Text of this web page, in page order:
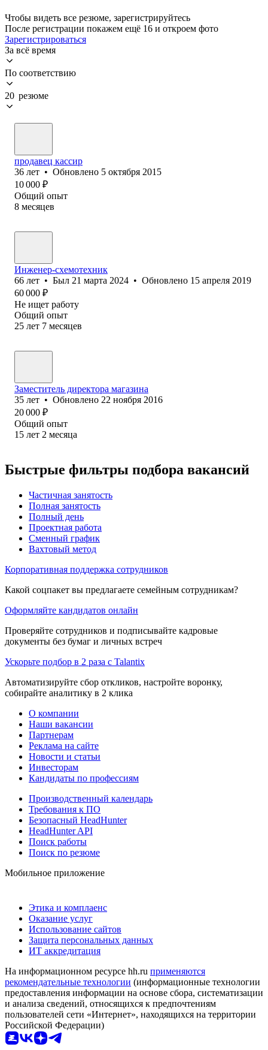
Чтобы видеть все резюме, зарегистрируйтесь
После регистрации покажем ещё 16 и откроем фото
Зарегистрироваться
За всё время
По соответствию
20 резюме
продавец кассир
36 лет • Обновлено 5 октября 2015
10 000 ₽
Общий опыт
8 месяцев
Инженер-схемотехник
66 лет • Был 21 марта 2024 • Обновлено 15 апреля 2019
60 000 ₽
Не ищет работу
Общий опыт
25 лет 7 месяцев
Заместитель директора магазина
35 лет • Обновлено 22 ноября 2016
20 000 ₽
Общий опыт
15 лет 2 месяца
Быстрые фильтры подбора вакансий
Частичная занятость
Полная занятость
Полный день
Проектная работа
Сменный график
Вахтовый метод
Корпоративная поддержка сотрудников
Какой соцпакет вы предлагаете семейным сотрудникам?
Оформляйте кандидатов онлайн
Проверяйте сотрудников и подписывайте кадровые
документы без бумаг и личных встреч
Ускорьте подбор в 2 раза с Talantix
Автоматизируйте сбор откликов, настройте воронку,
собирайте аналитику в 2 клика
О компании
Наши вакансии
Партнерам
Реклама на сайте
Новости и статьи
Инвесторам
Кандидаты по профессиям
Производственный календарь
Требования к ПО
Безопасный HeadHunter
HeadHunter API
Поиск работы
Поиск по резюме
Мобильное приложение
Этика и комплаенс
Оказание услуг
Использование сайтов
Защита персональных данных
ИТ аккредитация
На информационном ресурсе hh.ru применяются
рекомендательные технологии (информационные технологии
предоставления информации на основе сбора, систематизации
и анализа сведений, относящихся к предпочтениям
пользователей сети «Интернет», находящихся на территории
Российской Федерации)